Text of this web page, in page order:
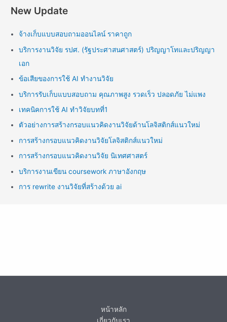
New Update
จ้างเก็บแบบสอบถามออนไลน์ ราคาถูก
บริการงานวิจัย รปศ. (รัฐประศาสนศาสตร์) ปริญญาโทและปริญญา
เอก
ข้อเสียของการใช้ AI ทำงานวิจัย
บริการรับเก็บแบบสอบถาม คุณภาพสูง รวดเร็ว ปลอดภัย ไม่แพง
เทคนิคการใช้ AI ทำวิจัยบทที่1
ตัวอย่างการสร้างกรอบแนวคิดงานวิจัยด้านโลจิสติกส์แนวใหม่
การสร้างกรอบแนวคิดงานวิจัยโลจิสติกส์แนวใหม่
การสร้างกรอบแนวคิดงานวิจัย นิเทศศาสตร์
บริการงานเขียน coursework ภาษาอังกฤษ
การ rewrite งานวิจัยที่สร้างด้วย ai
หน้าหลัก
เกี่ยวกับเรา